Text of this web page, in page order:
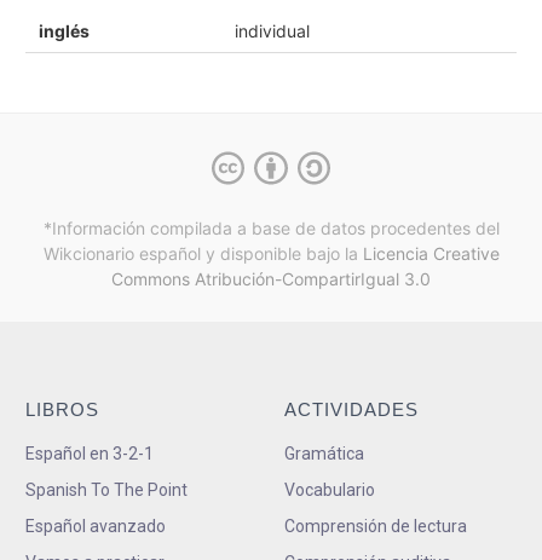
inglés individual
*Información compilada a base de datos procedentes del
Wikcionario español y disponible bajo la Licencia Creative
Commons Atribución-CompartirIgual 3.0
LIBROS
Español en 3-2-1
Spanish To The Point
Español avanzado
ACTIVIDADES
Gramática
Vocabulario
Comprensión de lectura